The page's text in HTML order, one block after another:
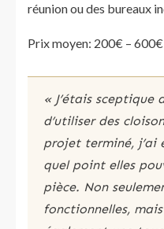
réunion ou des bureaux
Prix moyen: 200€ –
« J’étais sceptique
d’utiliser des
projet terminé, j’ai
quel point elles
pièce. Non
fonctionnelles,